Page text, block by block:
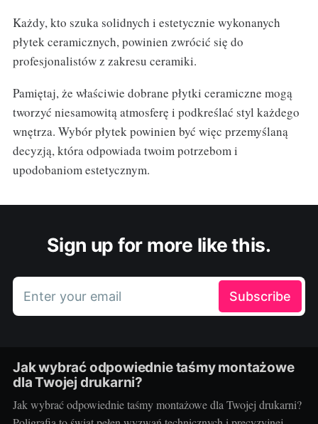
Każdy, kto szuka solidnych i estetycznie wykonanych
płytek ceramicznych, powinien zwrócić się do
profesjonalistów z zakresu ceramiki.
Pamiętaj, że właściwie dobrane płytki ceramiczne mogą
tworzyć niesamowitą atmosferę i podkreślać styl każdego
wnętrza. Wybór płytek powinien być więc przemyślaną
decyzją, która odpowiada twoim potrzebom i
upodobaniom estetycznym.
Sign up for more like this.
Enter your email Subscribe
Jak wybrać odpowiednie taśmy montażowe
dla Twojej drukarni?
Jak wybrać odpowiednie taśmy montażowe dla Twojej drukarni?